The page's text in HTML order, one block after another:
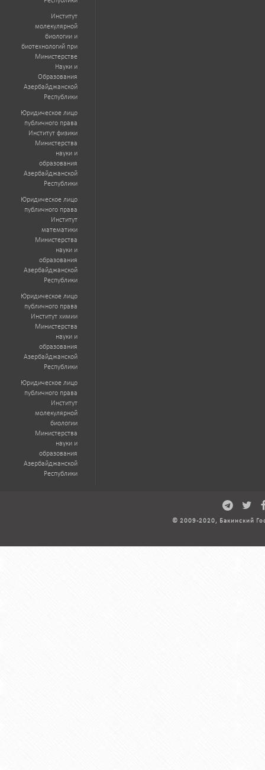
Институт
молекулярной
биологии и
биотехнологий при
Министерстве
Науки и
Образования
Азербайджанской
Республики
Юридическое лицо
публичного права
Институт физики
Министерства
науки и
образования
Азербайджанской
Республики
Юридическое лицо
публичного права
Институт
математики
Министерства
науки и
образования
Азербайджанской
Республики
Юридическое лицо
публичного права
Институт химии
Министерства
науки и
образования
Азербайджанской
Республики
Юридическое лицо
публичного права
Институт
молекулярной
биологии
Министерства
науки и
образования
Азербайджанской
Республики
© 2009-2020, Бакинский